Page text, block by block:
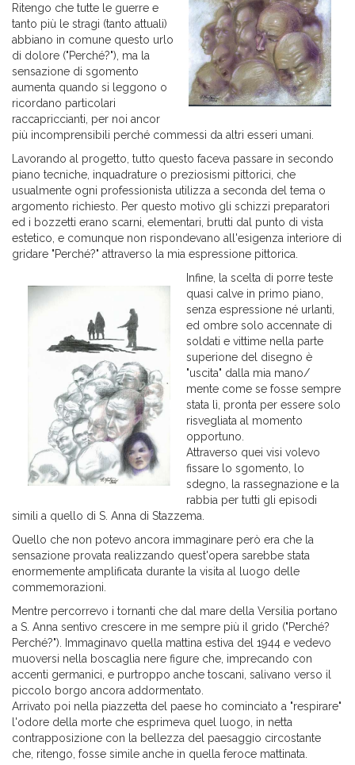
Ritengo che tutte le guerre e
tanto più le stragi (tanto attuali)
abbiano in comune questo urlo
di dolore ("Perché?"), ma la
sensazione di sgomento
aumenta quando si leggono o
ricordano particolari
raccapriccianti, per noi ancor
più incomprensibili perché commessi da altri esseri umani.
Lavorando al progetto, tutto questo faceva passare in secondo
piano tecniche, inquadrature o preziosismi pittorici, che
usualmente ogni professionista utilizza a seconda del tema o
argomento richiesto. Per questo motivo gli schizzi preparatori
ed i bozzetti erano scarni, elementari, brutti dal punto di vista
estetico, e comunque non rispondevano all'esigenza interiore di
gridare "Perché?" attraverso la mia espressione pittorica.
Infine, la scelta di porre teste
quasi calve in primo piano,
senza espressione né urlanti,
ed ombre solo accennate di
soldati e vittime nella parte
superione del disegno è
"uscita" dalla mia mano/
mente come se fosse sempre
stata lì, pronta per essere solo
risvegliata al momento
opportuno.
Attraverso quei visi volevo
fissare lo sgomento, lo
sdegno, la rassegnazione e la
rabbia per tutti gli episodi
simili a quello di S. Anna di Stazzema.
Quello che non potevo ancora immaginare però era che la
sensazione provata realizzando quest'opera sarebbe stata
enormemente amplificata durante la visita al luogo delle
commemorazioni.
Mentre percorrevo i tornanti che dal mare della Versilia portano
a S. Anna sentivo crescere in me sempre più il grido ("Perché?
Perché?"). Immaginavo quella mattina estiva del 1944 e vedevo
muoversi nella boscaglia nere figure che, imprecando con
accenti germanici, e purtroppo anche toscani, salivano verso il
piccolo borgo ancora addormentato.
Arrivato poi nella piazzetta del paese ho cominciato a "respirare"
l'odore della morte che esprimeva quel luogo, in netta
contrapposizione con la bellezza del paesaggio circostante
che, ritengo, fosse simile anche in quella feroce mattinata.